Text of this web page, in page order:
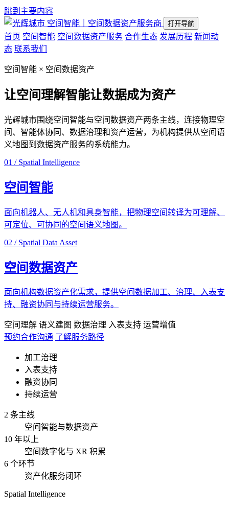
跳到主要内容
空间智能｜空间数据资产服务商
打开导航
首页 空间智能 空间数据资产服务 合作生态 发展历程 新闻动
态 联系我们
空间智能 × 空间数据资产
让空间理解智能让数据成为资产
光辉城市围绕空间智能与空间数据资产两条主线，连接物理空
间、智能体协同、数据治理和资产运营，为机构提供从空间语
义地图到数据资产服务的系统能力。
01 / Spatial Intelligence
空间智能
面向机器人、无人机和具身智能，把物理空间转译为可理解、
可定位、可协同的空间语义地图。
02 / Spatial Data Asset
空间数据资产
面向机构数据资产化需求，提供空间数据加工、治理、入表支
持、融资协同与持续运营服务。
空间理解 语义建图 数据治理 入表支持 运营增值
预约合作沟通 了解服务路径
加工治理
入表支持
融资协同
持续运营
2 条主线
空间智能与数据资产
10 年以上
空间数字化与 XR 积累
6 个环节
资产化服务闭环
Spatial Intelligence